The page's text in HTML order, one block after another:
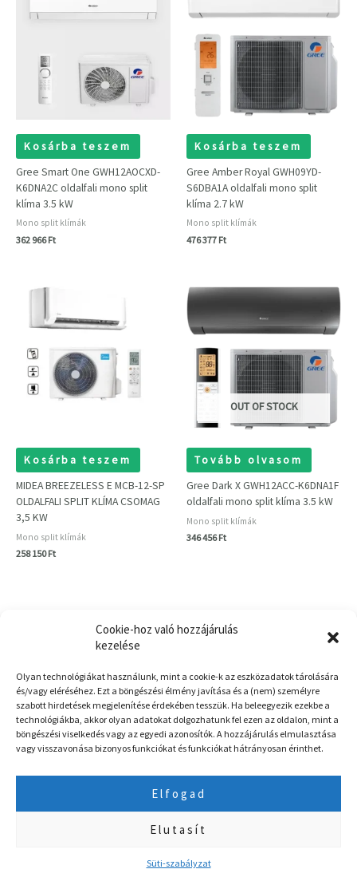
Cookie-hoz való hozzájárulás
kezelése
Olyan technológiákat használunk, mint a cookie-k az eszközadatok tárolására
és/vagy eléréséhez. Ezt a böngészési élmény javítása és a (nem) személyre
szabott hirdetések megjelenítése érdekében tesszük. Ha beleegyezik ezekbe a
technológiákba, akkor olyan adatokat dolgozhatunk fel ezen az oldalon, mint a
böngészési viselkedés vagy az egyedi azonosítók. A hozzájárulás elmulasztása
vagy visszavonása bizonyos funkciókat és funkciókat hátrányosan érinthet.
Elfogad
Elutasít
Süti-szabályzat
Egyszeri kedvezményhez használd 2026-ban is a START2026 Kuponkódot
Amennyiben a kiválasztott klímaberendezés már nem elérhető készleten, úgy
Bezárás
Kosárba teszem
Gree Smart One GWH12AOCXD-
K6DNA2C oldalfali mono split
klíma 3.5 kW
Mono split klímák
362 966Ft
Kosárba teszem
Gree Amber Royal GWH09YD-
S6DBA1A oldalfali mono split
klíma 2.7 kW
Mono split klímák
476 377 Ft
Kosárba teszem
MIDEA BREEZELESS E MCB-12-SP
OLDALFALI SPLIT KLÍMA CSOMAG
3,5 KW
Mono split klímák
258 150Ft
OUT OF STOCK
Tovább olvasom
Gree Dark X GWH12ACC-K6DNA1F
oldalfali mono split klíma 3.5 kW
Mono split klímák
346 456Ft
Főoldal
Kapcsolat
ÁSZF
Garancia és Ingyenes szállítás
Nemzeti Klímavédelmi Hatóság